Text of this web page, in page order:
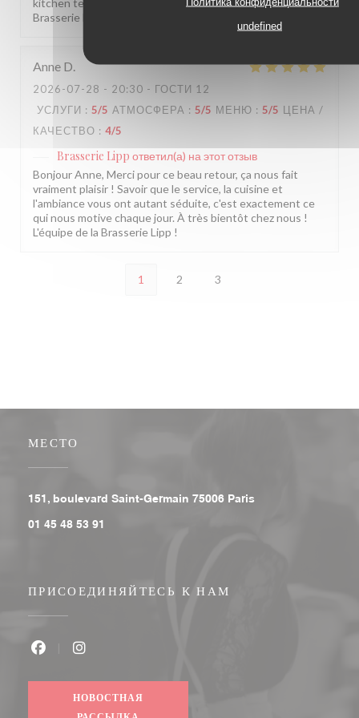
undefined
kitchen team. We hope to welcome you back soon! The
Brasserie Lipp team!
Anne D
2026-07-28 - 20:30 - ГОСТИ 12
УСЛУГИ : 5/5 АТМОСФЕРА : 5/5 МЕНЮ : 5/5 ЦЕНА /
КАЧЕСТВО : 4/5
Brasserie Lipp ответил(а) на этот отзыв
Bonjour Anne, Merci pour ce beau retour, ça nous fait
vraiment plaisir ! Savoir que le service, la cuisine et
l'ambiance vous ont autant séduite, c'est exactement ce
qui nous motive chaque jour. À très bientôt chez nous !
L'équipe de la Brasserie Lipp !
1 2 3
МЕСТО
151, boulevard Saint-Germain 75006 Paris
01 45 48 53 91
ПРИСОЕДИНЯЙТЕСЬ К НАМ
НОВОСТНАЯ